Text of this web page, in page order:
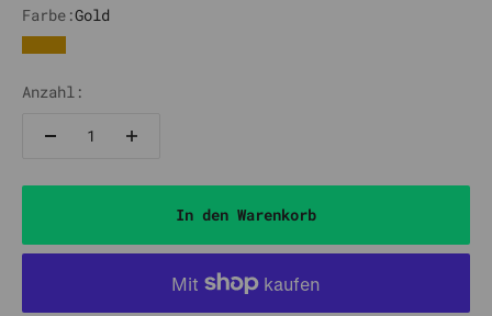
Farbe:Gold
Gold
Anzahl:
In den Warenkorb